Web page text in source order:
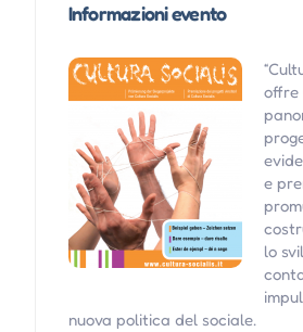
Informazioni evento
offre
e
lo
nuova politica del sociale.